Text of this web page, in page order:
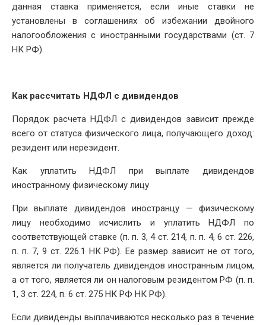
данная ставка применяется, если иные ставки не
установлены в соглашениях об избежании двойного
налогообложения с иностранными государствами (ст. 7
НК РФ).
Как рассчитать НДФЛ с дивидендов
Порядок расчета НДФЛ с дивидендов зависит прежде
всего от статуса физического лица, получающего доход:
резидент или нерезидент.
Как уплатить НДФЛ при выплате дивидендов
иностранному физическому лицу
При выплате дивидендов иностранцу — физическому
лицу необходимо исчислить и уплатить НДФЛ по
соответствующей ставке (п. п. 3, 4 ст. 214, п. п. 4, 6 ст. 226,
п. п. 7, 9 ст. 226.1 НК РФ). Ее размер зависит не от того,
является ли получатель дивидендов иностранным лицом,
а от того, является ли он налоговым резидентом РФ (п. п.
1, 3 ст. 224, п. 6 ст. 275 НК РФ НК РФ).
Если дивиденды выплачиваются несколько раз в течение